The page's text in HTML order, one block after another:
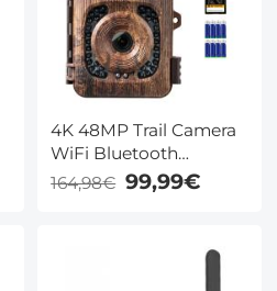
4K 48MP Trail Camera
WiFi Bluetooth
Wildcamera 120°
Detectie Sterrenlicht
IP66 Waterdicht met
164,98€ 99,99€